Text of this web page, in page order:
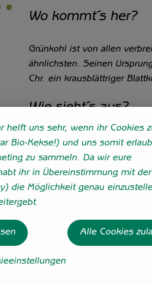
Wo kommt´s her?
Grünkohl ist von allen
ähnlichsten. Seinen
Chr. ein krausblättriger
Wie sieht´s aus?
Besonders bezeichnend für
können die Blätter an den
Wie verwende
Entgegen der
kürzerer Garzeit zubereitet
mit kräftigen Aromen wie
helft uns sehr, wenn ihr Cookies
Bio-Kekse!) und uns somit
zu sammeln. Da wir eure
ihr in Übereinstimmung mit der
die Möglichkeit genau
Alle Cookies